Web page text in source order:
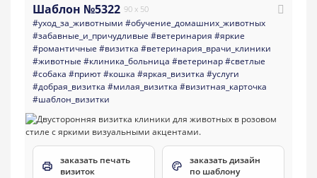
Шаблон №5322 90 x 50
#уход_за_животными #обучение_домашних_животных
#забавные_и_причудливые #ветеринария #яркие
#романтичные #визитка #ветеринария_врачи_клиники
#животные #клиника_больница #ветеринар#светлые
#собака #приют#кошка #яркая_визитка #услуги
#добрая_визитка #милая_визитка #визитная_карточка
#шаблон_визитки
заказать печать
визиток
заказать дизайн
по шаблону